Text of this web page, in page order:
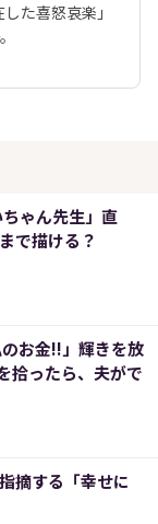
た喜怒哀楽」
ゃん先生」直
で描ける？
のお金!!」輝きを放
拾ったら、夫がで
摘する「幸せに